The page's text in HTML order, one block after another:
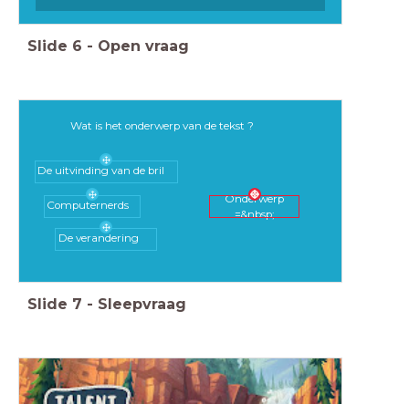
Slide 6 - Open vraag
Wat is het onderwerp van de tekst ?
Onderwerp
=&nbsp;
De uitvinding van de bril
Computernerds
De verandering
Slide 7 - Sleepvraag